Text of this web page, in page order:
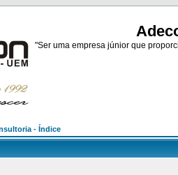
"Ser uma empresa júnior que
- Índice